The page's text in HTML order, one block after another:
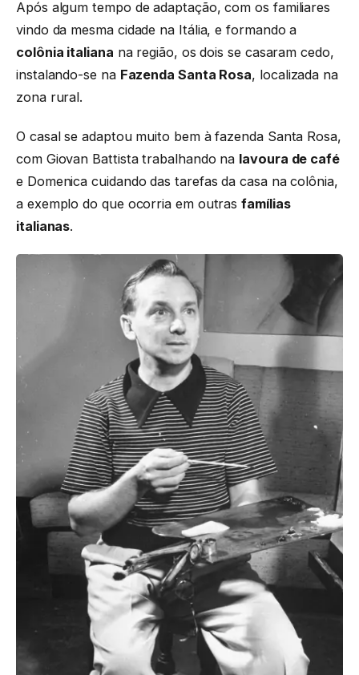
Após algum tempo de adaptação, com os familiares
vindo da mesma cidade na Itália, e formando a
colônia italiana na região, os dois se casaram cedo,
instalando-se na Fazenda Santa Rosa, localizada na
zona rural.
O casal se adaptou muito bem à fazenda Santa Rosa,
com Giovan Battista trabalhando na lavoura de café
e Domenica cuidando das tarefas da casa na colônia,
a exemplo do que ocorria em outrasfamílias
italianas.